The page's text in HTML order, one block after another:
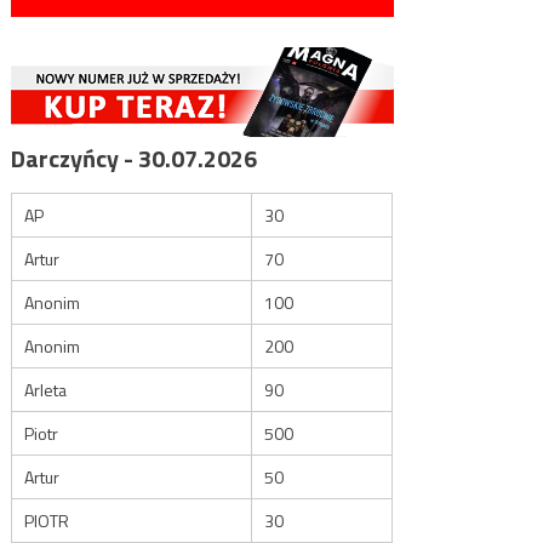
Darczyńcy - 30.07.2026
AP
30
Artur
70
Anonim
100
Anonim
200
Arleta
90
Piotr
500
Artur
50
PIOTR
30